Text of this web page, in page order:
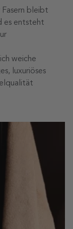
bleibt
es entsteht
weiche
luxuriöses